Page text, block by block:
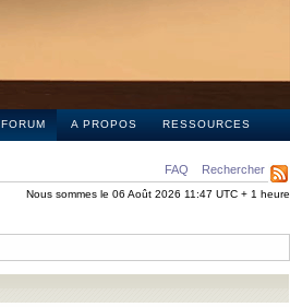
FORUM A PROPOS RESSOURCES
FAQ Rechercher
Nous sommes le 06 Août 2026 11:47 UTC + 1 heure